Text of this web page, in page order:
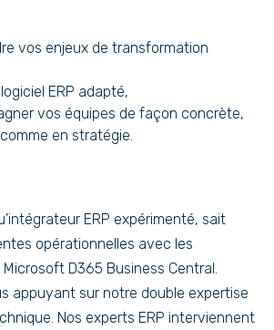
vos enjeux de transformation
ERP adapté,
vos équipes de façon concrète,
en stratégie.
ERP expérimenté, sait
opérationnelles avec les
D365 Business Central.
appuyant sur notre double expertise
Nos experts ERP interviennent